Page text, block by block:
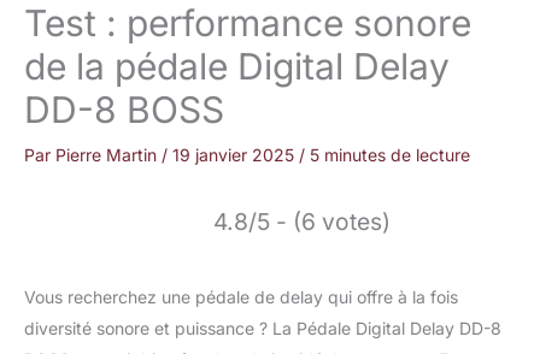
Test : performance sonore
de la pédale Digital Delay
DD-8 BOSS
Par Pierre Martin / 19 janvier 2025 / 5 minutes de lecture
4.8/5 - (6 votes)
Vous recherchez une pédale de delay qui offre à la fois
diversité sonore et puissance ? La Pédale Digital Delay DD-8